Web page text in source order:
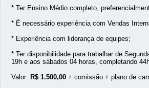
* Ter Ensino Médio completo,
* É necessário experiência com Vendas
* Experiência com liderança de equipes;
* Ter disponibilidade para trabalhar de
19h e aos sábados 04 horas, completando
Valor: R$ 1.500,00 + comissão + plano de